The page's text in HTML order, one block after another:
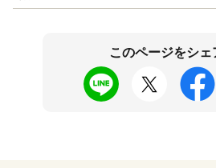
このページをシェ